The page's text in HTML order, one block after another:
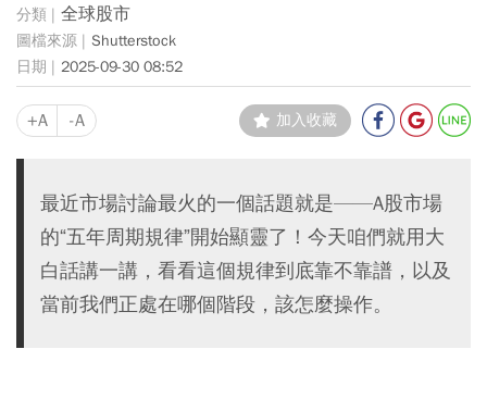
全球股市
Shutterstock
2025-09-30 08:52
+A -A 加入收藏
最近市場討論最火的一個話題就是——A股市場
的“五年周期規律”開始顯靈了！今天咱們就用大
白話講一講，看看這個規律到底靠不靠譜，以及
當前我們正處在哪個階段，該怎麼操作。